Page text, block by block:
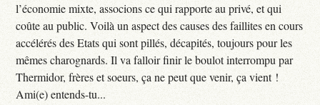
l’économie mixte, associons ce qui rapporte au privé, et qui
coûte au public. Voilà un aspect des causes des faillites en cours
accélérés des Etats qui sont pillés, décapités, toujours pour les
mêmes charognards. Il va falloir finir le boulot interrompu par
Thermidor, frères et soeurs, ça ne peut que venir, ça vient !
Ami(e) entends-tu...